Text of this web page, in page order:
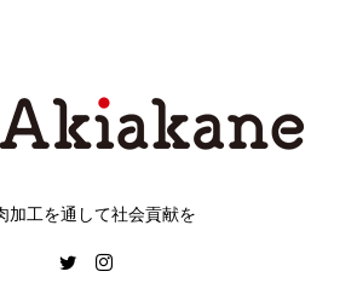
加工を通して社会貢献を